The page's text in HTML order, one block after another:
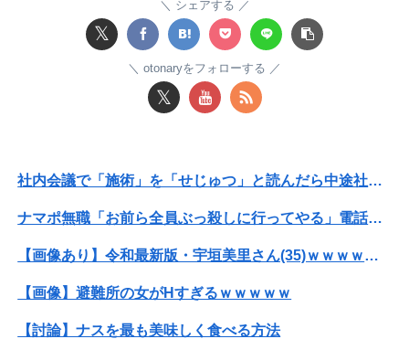
【動画】台風13号の進路予想、明らかにおかしい…
【悲報】NISA大暴落 ワイ一晩でマイナス20万円も吹き飛んだもよう
同期との昼飯。餃子定食の量が多く食ってもらおうと思ったら俺の餃子にタレと酢を直接かけた
【悲報】共同通信「高市総理、避難所3分間の被災地熊本視察動画に批判！」 → 内閣報道官「避難所視察は51分間！大変な状況の中で、1時間近く受け入...
シェアする
𝕏
otonaryをフォローする
𝕏
社内会議で「施術」を「せじゅつ」と読んだら中途社員にすら笑われたｗｗｗｗｗｗ
ナマポ無職「お前ら全員ぶっ殺しに行ってやる」電話でナマポの打ち切り伝えられ市職員を脅す
【画像あり】令和最新版・宇垣美里さん(35)ｗｗｗｗｗｗｗｗｗ
【画像】避難所の女がHすぎるｗｗｗｗｗ
【討論】ナスを最も美味しく食べる方法